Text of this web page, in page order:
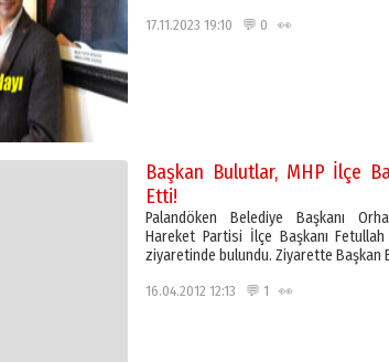
17.11.2023 19:10 💬 0 👀
Başkan Bulutlar, MHP İlçe
Etti!
Palandöken Belediye Başkanı
Hareket Partisi İlçe Başkanı Fetullah
ziyaretinde bulundu. Ziyarette Başkan
16.04.2012 12:13 💬 1 👀